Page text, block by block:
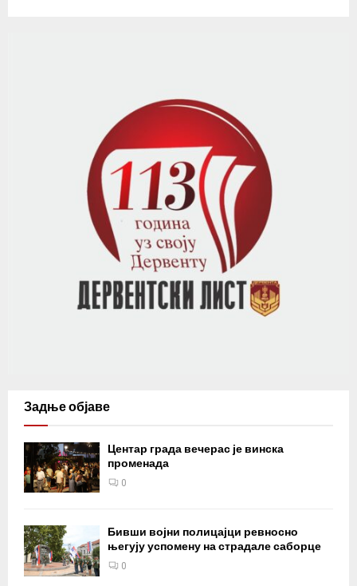
Задње објаве
Центар града вечерас је винска
променада
0
Бивши војни полицајци ревносно
његују успомену на страдале саборце
0